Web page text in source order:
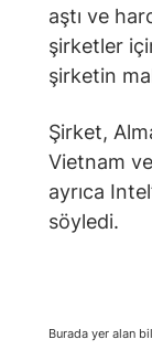
aştı ve
şirketler
şirketin
Şirket,
Vietnam
ayrıca
söyledi.
Burada yer alan